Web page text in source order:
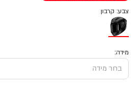
צבע: קרבון
מידה: